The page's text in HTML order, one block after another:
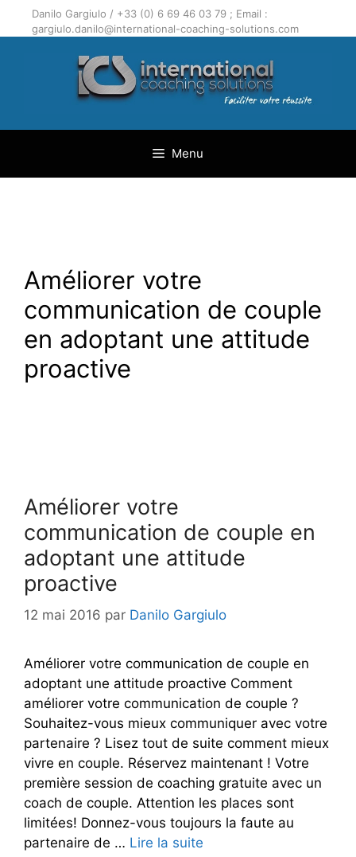
Danilo Gargiulo / +33 (0) 6 69 46 03 79 ; Email :
gargiulo.danilo@international-coaching-solutions.com
Menu
Améliorer votre
communication de couple
en adoptant une attitude
proactive
Améliorer votre
communication de couple en
adoptant une attitude
proactive
12 mai 2016 par Danilo Gargiulo
Améliorer votre communication de couple en
adoptant une attitude proactive Comment
améliorer votre communication de couple ?
Souhaitez-vous mieux communiquer avec votre
partenaire ? Lisez tout de suite comment mieux
vivre en couple. Réservez maintenant ! Votre
première session de coaching gratuite avec un
coach de couple. Attention les places sont
limitées! Donnez-vous toujours la faute au
partenaire de … Lire la suite